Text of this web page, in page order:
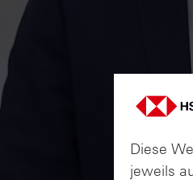
Diese
jeweils